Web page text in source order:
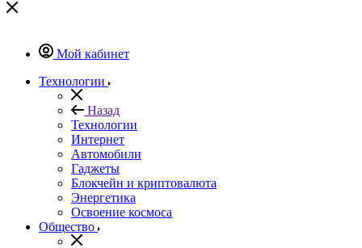
Мой кабинет
Технологии
Назад
Технологии
Интернет
Автомобили
Гаджеты
Блокчейн и криптовалюта
Энергетика
Освоение космоса
Общество